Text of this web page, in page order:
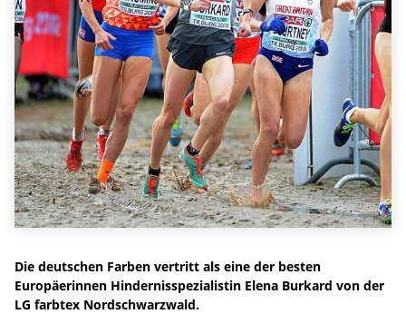
Die deutschen Farben vertritt als eine der besten
Europäerinnen Hindernisspezialistin Elena Burkard von der
LG farbtex Nordschwarzwald.